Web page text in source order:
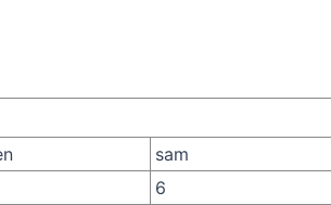
sam
6